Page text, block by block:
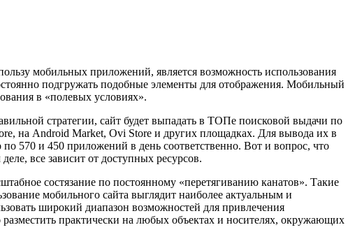
мобильных приложений, является возможность использования
подгружать подобные элементы для отображения. Мобильный
в «полевых условиях».
стратегии, сайт будет выпадать в ТОПе поисковой выдачи по
на Android Market, Ovi Store и других площадках. Для вывода их в
570 и 450 приложений в день соответственно. Вот и вопрос, что
все зависит от доступных ресурсов.
состязание по постоянному «перетягиванию канатов». Такие
мобильного сайта выглядит наиболее актуальным и
широкий диапазон возможностей для привлечения
практически на любых объектах и носителях, окружающих